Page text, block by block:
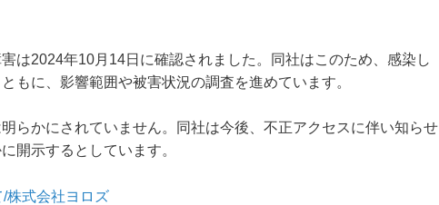
は2024年10月14日に確認されました。同社はこのため、感染し
もに、影響範囲や被害状況の調査を進めています。
らかにされていません。同社は今後、不正アクセスに伴い知らせ
開示するとしています。
株式会社ヨロズ